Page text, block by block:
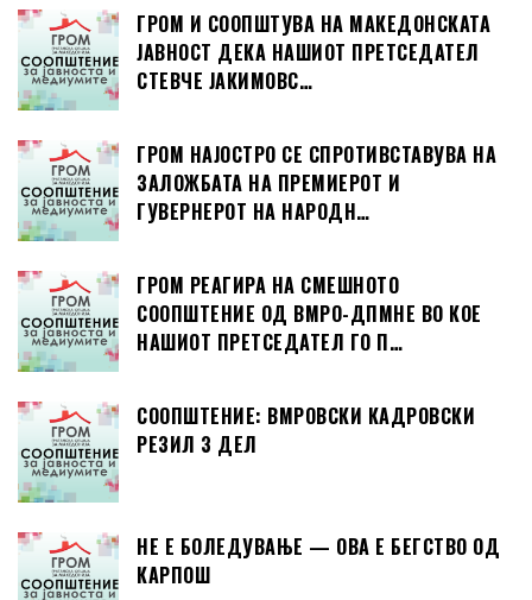
ГРОМ И СООПШТУВА НА МАКЕДОНСКАТА
ЈАВНОСТ ДЕКА НАШИОТ ПРЕТСЕДАТЕЛ
СТЕВЧЕ ЈАКИМОВС…
ГРОМ НАЈОСТРО СЕ СПРОТИВСТАВУВА НА
ЗАЛОЖБАТА НА ПРЕМИЕРОТ И
ГУВЕРНЕРОТ НА НАРОДН…
ГРОМ РЕАГИРА НА СМЕШНОТО
СООПШТЕНИЕ ОД ВМРО-ДПМНЕ ВО КОЕ
НАШИОТ ПРЕТСЕДАТЕЛ ГО П…
СООПШТЕНИЕ: ВМРОВСКИ КАДРОВСКИ
РЕЗИЛ 3 ДЕЛ
НЕ Е БОЛЕДУВАЊЕ — ОВА Е БЕГСТВО ОД
КАРПОШ